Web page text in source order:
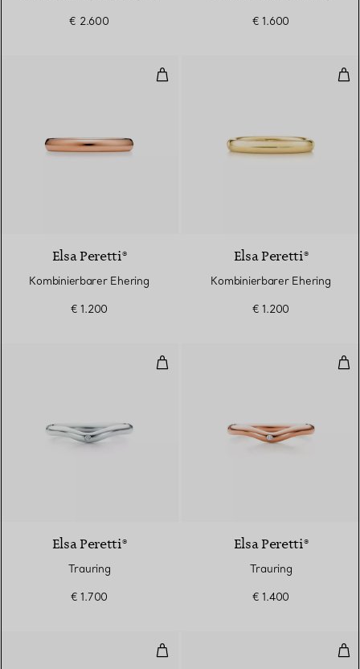
€ 2.600 € 1.600
Kombinierbarer Ehering
Elsa Peretti®
Kombinierbarer Ehering
€ 1.200
Elsa Peretti®
Kombinierbarer Ehering
€ 1.200
Trauring
Elsa Peretti®
Trauring
€ 1.700
Elsa Peretti®
Trauring
€ 1.400
Trauring